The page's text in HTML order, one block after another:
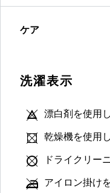
ケア
洗濯表示
漂白剤を使用
乾燥機を使用
ドライクリー
アイロン掛け